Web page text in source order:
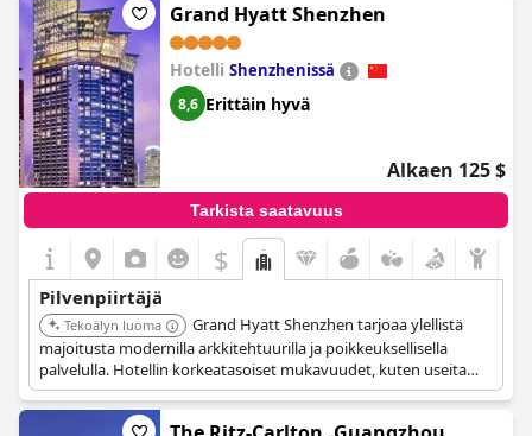
Grand Hyatt Shenzhen
Hotelli Shenzhenissä
8,6 Erittäin hyvä
Alkaen 125 $
Tarkista saatavuus
$
Pilvenpiirtäjä
Tekoälyn luoma
Grand Hyatt Shenzhen tarjoaa ylellistä
majoitusta modernilla arkkitehtuurilla ja poikkeuksellisella
palvelulla. Hotellin korkeatasoiset mukavuudet, kuten useita
ruokailumahdollisuuksia, spa ja kuntokeskus, tarjoavat vieraille
mukavan ja ikimuistoisen oleskelun upeilla näkymillä.